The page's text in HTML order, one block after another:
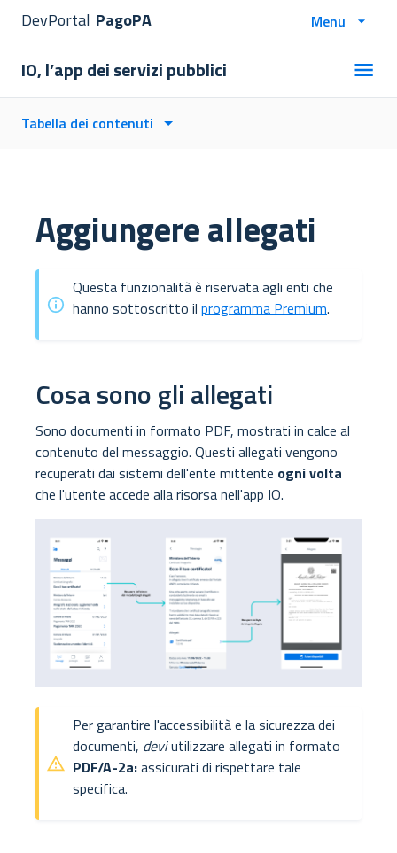
DevPortal PagoPA Menu
IO, l’app dei servizi pubblici
Tabella dei contenuti
Aggiungere allegati
Questa funzionalità è riservata agli enti che
hanno sottoscritto il programma Premium.
Cosa sono gli allegati
Sono documenti in formato PDF, mostrati in calce al
contenuto del messaggio. Questi allegati vengono
recuperati dai sistemi dell'ente mittente ogni volta
che l'utente accede alla risorsa nell'app IO.
Per garantire l'accessibilità e la sicurezza dei
documenti, deviutilizzare allegati in formato
PDF/A-2a:assicurati di rispettare tale
specifica.